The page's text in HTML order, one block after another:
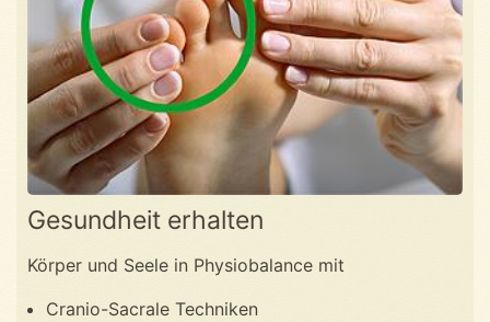
Gesundheit erhalten
Körper und Seele in Physiobalance mit
Cranio-Sacrale Techniken